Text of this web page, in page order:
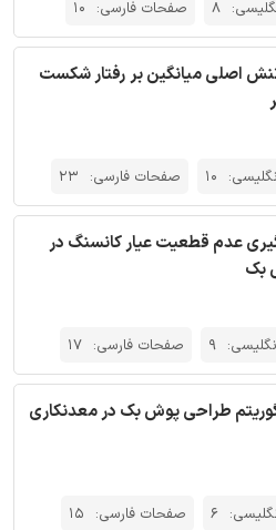
8 صفحات فارسی: 10
تنش اصلی میانگین بر رفتار شکست
10 صفحات فارسی: 23
عدم قطعیت عیار کانسنگ در
بک
9 صفحات فارسی: 17
طراحی پوش بک در معدنکاری
6 صفحات فارسی: 15